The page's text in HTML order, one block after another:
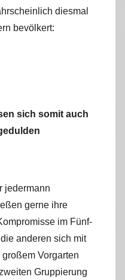
diesmal
bevölkert:
sich somit auch
jedermann
gerne ihre
im Fünf-
anderen sich mit
Vorgarten
Gruppierung